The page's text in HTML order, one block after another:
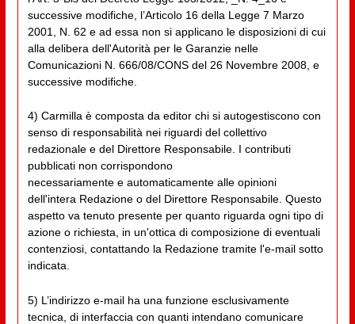
successive modifiche, l’Articolo 16 della Legge 7 Marzo
2001, N. 62 e ad essa non si applicano le disposizioni di cui
alla delibera dell'Autorità per le Garanzie nelle
Comunicazioni N. 666/08/CONS del 26 Novembre 2008, e
successive modifiche.
4) Carmilla è composta da editor chi si autogestiscono con
senso di responsabilità nei riguardi del collettivo
redazionale e del Direttore Responsabile. I contributi
pubblicati non corrispondono
necessariamente e automaticamente alle opinioni
dell'intera Redazione o del Direttore Responsabile. Questo
aspetto va tenuto presente per quanto riguarda ogni tipo di
azione o richiesta, in un'ottica di composizione di eventuali
contenziosi, contattando la Redazione tramite l'e-mail sotto
indicata.
5) L’indirizzo e-mail ha una funzione esclusivamente
tecnica, di interfaccia con quanti intendano comunicare